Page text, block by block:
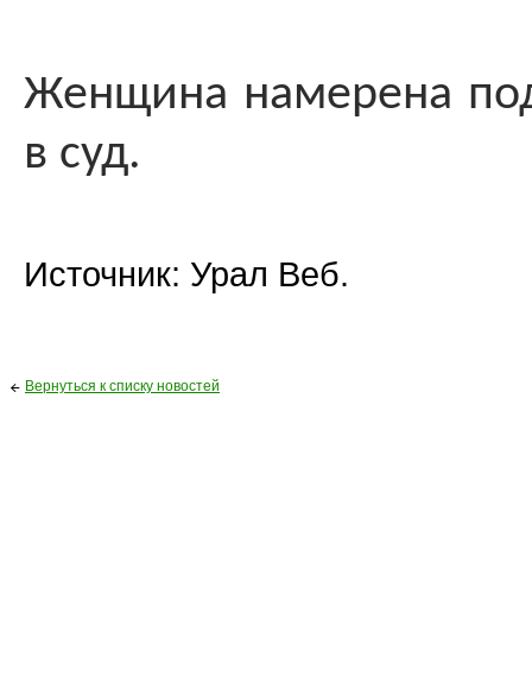
Женщина намерена
в суд.
Источник: Урал Веб.
Вернуться к списку новостей